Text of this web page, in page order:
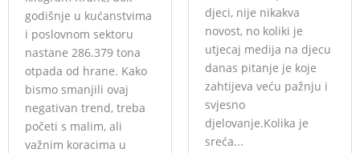
godišnje u kućanstvima
i poslovnom sektoru
nastane 286.379 tona
otpada od hrane. Kako
bismo smanjili ovaj
negativan trend, treba
početi s malim, ali
važnim koracima u
djeci, nije nikakva
novost, no koliki je
utjecaj medija na djecu
danas pitanje je koje
zahtijeva veću pažnju i
svjesno
djelovanje.Kolika je
sreća...